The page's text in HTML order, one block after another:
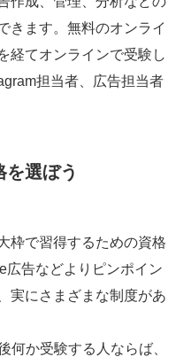
きます。無料のオンライ
経てオンラインで受験し
担当者、広告担当者
を選ぼう
枠で習得するための資格
広告などよりピンポイン
実にさまざまな制度があ
何か受験する人ならば、